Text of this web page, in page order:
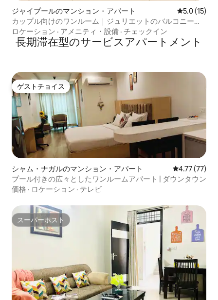
ジャイプールのマンション・アパート レビュー15
5.0 (15)
カップル向けのワンルーム｜ジュリエットのバルコニー｜
ボンベイ病院
ロケーション · アメニティ・設備 · チェックイン
長期滞在型のサービスアパートメント
ゲストチョイス
ゲストチョイス
シャム・ナガルのマンション・アパート レビュー77
4.77 (77)
プール付きの広々としたワンルームアパート | ダウンタウン
価格 · ロケーション · テレビ
スーパーホスト
スーパーホスト